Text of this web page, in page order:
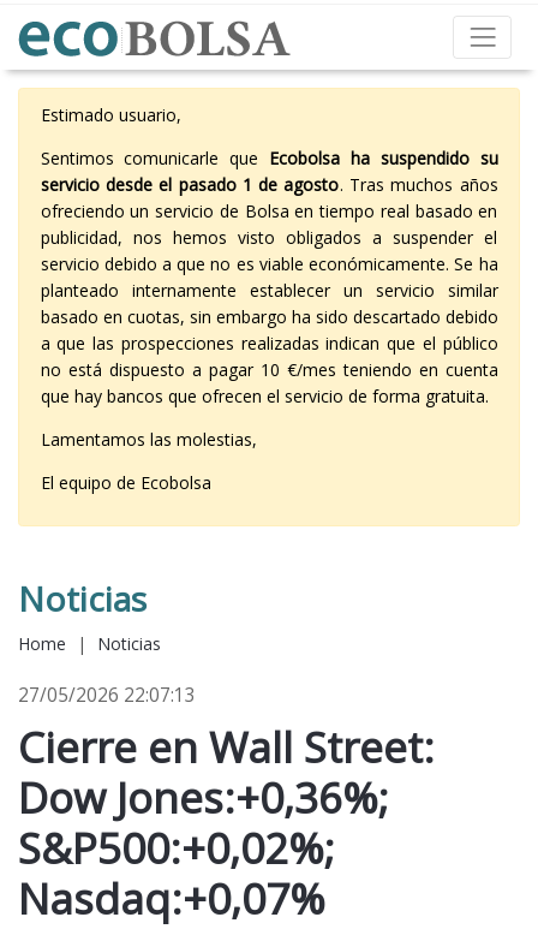
Estimado usuario,
Sentimos comunicarle que Ecobolsa ha suspendido su
servicio desde el pasado 1 de agosto. Tras muchos años
ofreciendo un servicio de Bolsa en tiempo real basado en
publicidad, nos hemos visto obligados a suspender el
servicio debido a que no es viable económicamente. Se ha
planteado internamente establecer un servicio similar
basado en cuotas, sin embargo ha sido descartado debido
a que las prospecciones realizadas indican que el público
no está dispuesto a pagar 10 €/mes teniendo en cuenta
que hay bancos que ofrecen el servicio de forma gratuita.
Lamentamos las molestias,
El equipo de Ecobolsa
Noticias
Home | Noticias
27/05/2026 22:07:13
Cierre en Wall Street:
Dow Jones:+0,36%;
S&P500:+0,02%;
Nasdaq:+0,07%